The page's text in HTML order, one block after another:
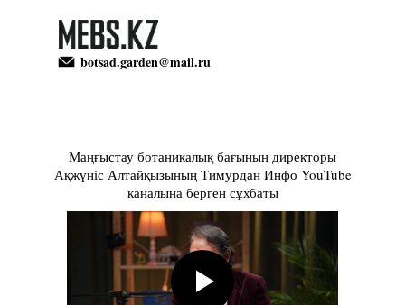
botsad.garden@mail.ru
ГЛАВНАЯ О НАС
НАУЧНАЯ
ДЕЯТЕЛЬНОСТЬ
botsad.garden@mail.ru
НЕГІЗГІ БІЗ ЖӨНІНДЕ
ҒЫЛЫМИ
ҚЫЗМЕТТЕР
Маңғыстау ботаникалық бағының директоры
Ақжүніс Алтайқызының Тимурдан Инфо YouTube
каналына берген сұхбаты